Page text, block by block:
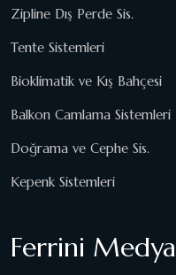
Zipline Dış Perde Sis.
Tente Sistemleri
Bioklimatik ve Kış Bahçesi
Balkon Camlama Sistemleri
Doğrama ve Cephe Sis.
Kepenk Sistemleri
Ferrini Medya